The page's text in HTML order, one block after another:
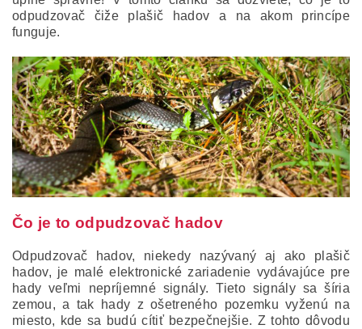
odpudzovač čiže plašič hadov a na akom princípe
funguje.
Čo je to odpudzovač hadov
Odpudzovač hadov, niekedy nazývaný aj ako plašič
hadov, je malé elektronické zariadenie vydávajúce pre
hady veľmi nepríjemné signály. Tieto signály sa šíria
zemou, a tak hady z ošetreného pozemku vyženú na
miesto, kde sa budú cítiť bezpečnejšie. Z tohto dôvodu